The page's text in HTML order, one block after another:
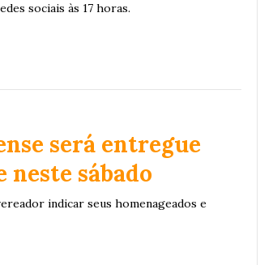
sociais às 17 horas.
será entregue
neste sábado
indicar seus homenageados e